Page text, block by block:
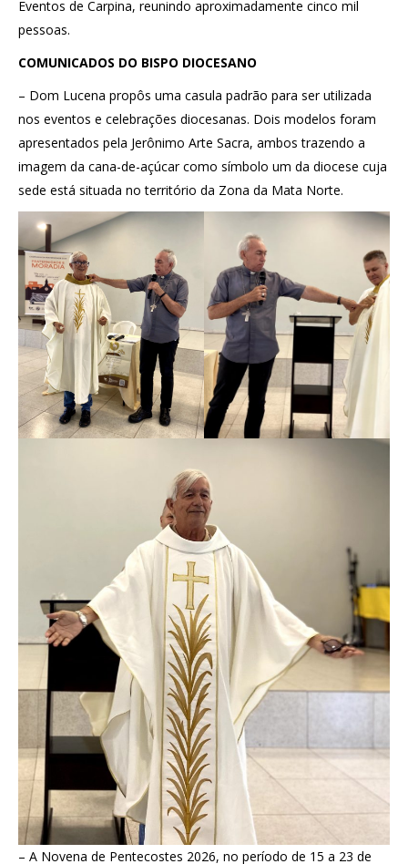
Eventos de Carpina, reunindo aproximadamente cinco mil
pessoas.
COMUNICADOS DO BISPO DIOCESANO
– Dom Lucena propôs uma casula padrão para ser utilizada
nos eventos e celebrações diocesanas. Dois modelos foram
apresentados pela Jerônimo Arte Sacra, ambos trazendo a
imagem da cana-de-açúcar como símbolo um da diocese cuja
sede está situada no território da Zona da Mata Norte.
– A Novena de Pentecostes 2026, no período de 15 a 23 de